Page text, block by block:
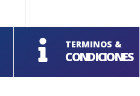
TERMINOS &
CONDICIONES